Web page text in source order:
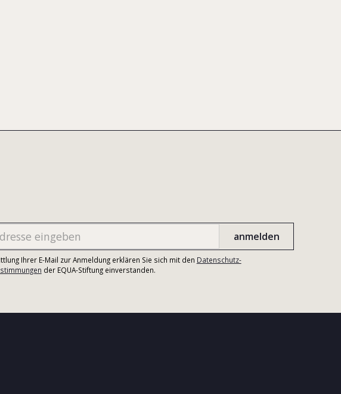
Ihrer E-Mail zur Anmeldung erklären Sie sich mit den Datenschutz-
der EQUA-Stiftung einverstanden.